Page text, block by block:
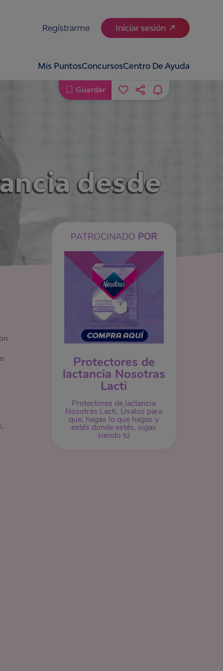
Regístrarme Iniciar sesión
Mis PuntosConcursosCentro De Ayuda
desde
PATROCINADO POR
Protectores de
lactancia Nosotras
Lacti
Protectores de lactancia
Nosotras Lacti. Úsalos para
que, hagas lo que hagas y
estés donde estés, sigas
siendo tú
Guardar